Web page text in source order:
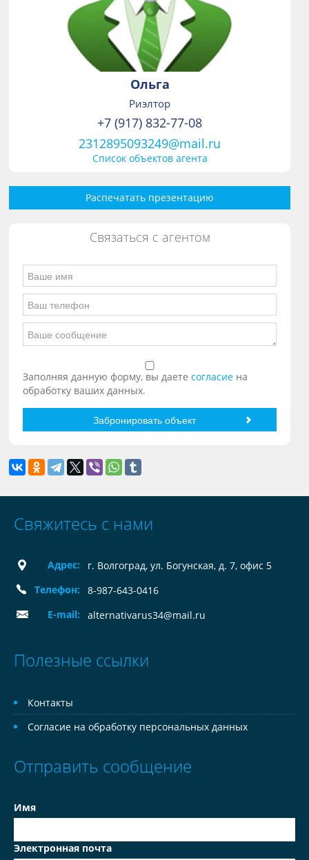
Ольга
Риэлтор
+7 (917) 832-77-08
2312895093249@mail.ru
Список объектов агента
Распечатать презентацию
Связаться с агентом
Заполняя данную форму, вы даетесогласие на
обработку ваших данных.
Свяжитесь с нами
Адрес:
г. Волгоград, ул. Богунская, д. 7, офис 5
Телефон:
8-987-643-0416
E-mail:
alternativarus34@mail.ru
Полезные ссылки
Контакты
Согласие на обработку персональных данных
Отправить сообщение
Имя
Электронная почта